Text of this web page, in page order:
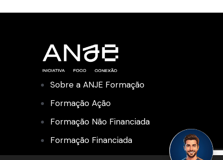
Sobre a ANJE Formação
Formação Ação
Formação Não Financiada
Formação Financiada